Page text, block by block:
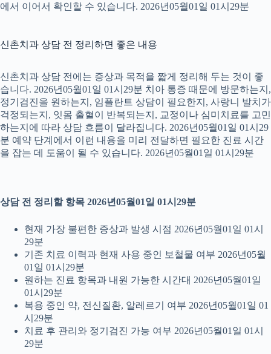
에서 이어서 확인할 수 있습니다. 2026년05월01일 01시29분
신촌치과 상담 전 정리하면 좋은 내용
신촌치과 상담 전에는 증상과 목적을 짧게 정리해 두는 것이 좋
습니다. 2026년05월01일 01시29분 치아 통증 때문에 방문하는지,
정기검진을 원하는지, 임플란트 상담이 필요한지, 사랑니 발치가
걱정되는지, 잇몸 출혈이 반복되는지, 교정이나 심미치료를 고민
하는지에 따라 상담 흐름이 달라집니다. 2026년05월01일 01시29
분 예약 단계에서 이런 내용을 미리 전달하면 필요한 진료 시간
을 잡는 데 도움이 될 수 있습니다. 2026년05월01일 01시29분
상담 전 정리할 항목 2026년05월01일 01시29분
현재 가장 불편한 증상과 발생 시점 2026년05월01일 01시
29분
기존 치료 이력과 현재 사용 중인 보철물 여부 2026년05월
01일 01시29분
원하는 진료 항목과 내원 가능한 시간대 2026년05월01일
01시29분
복용 중인 약, 전신질환, 알레르기 여부 2026년05월01일 01
시29분
치료 후 관리와 정기검진 가능 여부 2026년05월01일 01시
29분